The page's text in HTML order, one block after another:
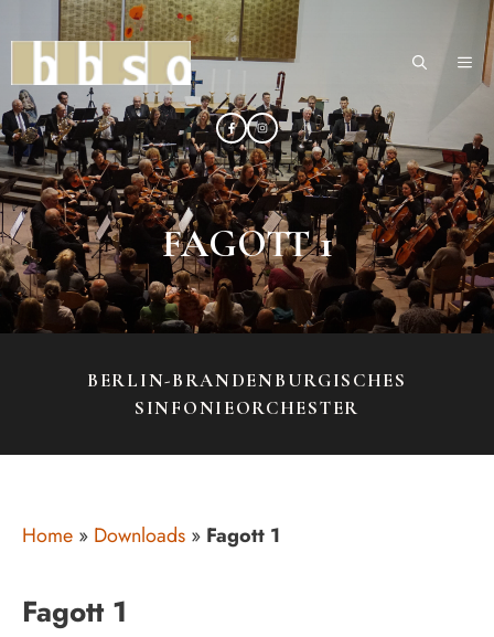
Inhalt
springen
FAGOTT 1
BERLIN-BRANDENBURGISCHES
SINFONIEORCHESTER
Home » Downloads » Fagott 1
Fagott 1